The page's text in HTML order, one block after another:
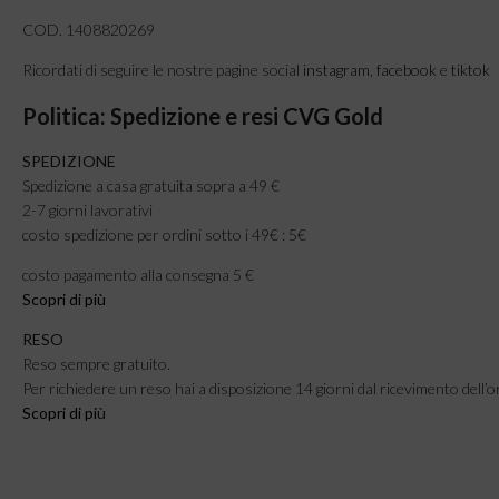
COD. 1408820269
Ricordati di seguire le nostre pagine social instagram facebook e tiktok
Politica: Spedizione e resi CVG Gold
SPEDIZIONE
Spedizione a casa gratuita sopra a 49 €
2-7 giorni lavorativi
costo spedizione per ordini sotto i 49€ : 5€
costo pagamento alla consegna 5 €
Scopri di più
RESO
Reso sempre gratuito.
Per richiedere un reso hai a disposizione 14 giorni dal ricevimento
Scopri di più